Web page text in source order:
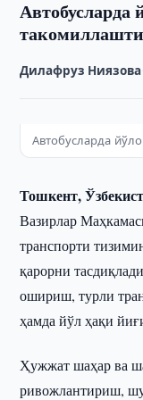
Дилафруз Ниязова
Автобусларда
Тошкент,
Вазирлар
транспорти
қарорни
ошириш, турли
ҳамда йўл ҳақи
Ҳужжат шаҳар ва
ривожлантириш,